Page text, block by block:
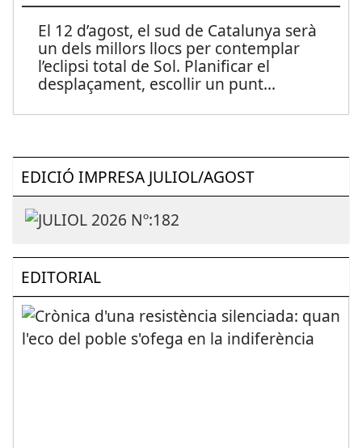
El 12 d’agost, el sud de Catalunya serà
un dels millors llocs per contemplar
l’eclipsi total de Sol. Planificar el
desplaçament, escollir un punt...
EDICIÓ IMPRESA JULIOL/AGOST
EDITORIAL